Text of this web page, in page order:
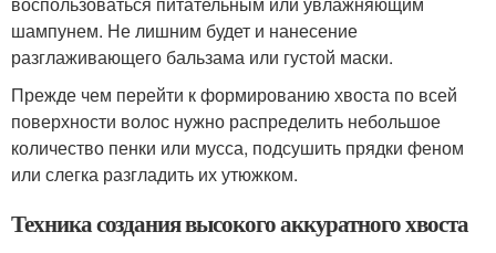
шампунем. Не лишним будет и нанесение
разглаживающего бальзама или густой маски.
Прежде чем перейти к формированию хвоста по всей
поверхности волос нужно распределить небольшое
количество пенки или мусса, подсушить прядки феном
или слегка разгладить их утюжком.
Техника создания высокого аккуратного хвоста